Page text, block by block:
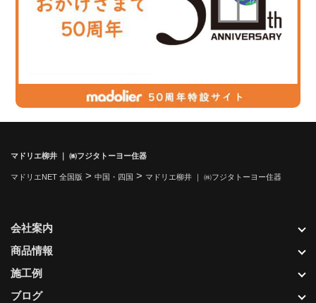
マドリエ柳井 ｜ ㈱フジタトーヨー住器
マドリエNET 全国版 > 中国・四国 > マドリエ柳井 ｜ ㈱フジタトーヨー住器
会社案内
商品情報
施工例
ブログ